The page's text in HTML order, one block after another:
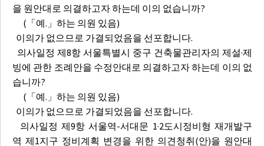
을 원안대로 의결하고자 하는데 이의 없습니까?
(「예.」하는 의원 있음)
이의가 없으므로 가결되었음을 선포합니다.
의사일정 제8항 서울특별시 중구 건축물관리자의 제설·제
빙에 관한 조례안을 수정안대로 의결하고자 하는데 이의 없
습니까?
(「예.」하는 의원 있음)
이의가 없으므로 가결되었음을 선포합니다.
의사일정 제9항 서울역-서대문 1·2도시정비형 재개발구
역 제1지구 정비계획 변경을 위한 의견청취(안)을 원안대